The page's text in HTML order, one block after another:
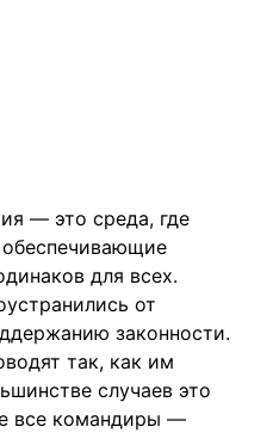
— это среда, где
для всех.
от
законности.
так, как им
случаев это
все командиры —